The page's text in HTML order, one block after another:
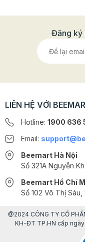
- Xuất xứ: Ireland
- Thành phần: Sữa
béo
- Dùng để uống
healthy
- Bảo quản nơi khô
bảo quản trong
Đăng ký
LIÊN HỆ VỚI
Hotline: 1900 636
Email:
Beemart Hà Nội
Số 321A Nguyễn
Beemart Hồ Chí
Số 102 Võ Thị
@2024 CÔNG TY CỔ
KH-ĐT TP.HN cấp